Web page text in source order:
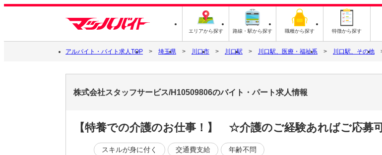
エリアから探す 路線・駅から探す 職種から探す 特徴から探す
アルバイト・バイト求人TOP 埼玉県 川口市 川口駅 川口駅、医療・福祉系 川口駅、その他
株式会社スタッフサービス/H10509806のバイト・パート求人情報
【特養での介護のお仕事！】 ☆介護のご経験あればご応募
スキルが身に付く 交通費支給 年齢不問